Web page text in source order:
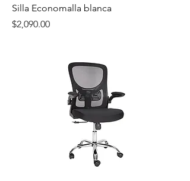
Silla Economalla blanca
Precio
$2,090.00